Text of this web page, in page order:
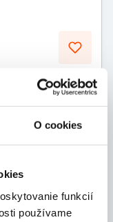
O cookies
funkcií
používame